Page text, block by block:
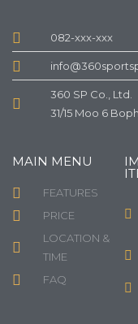
082-xxx-xxx
360 SP Co., Ltd.
31/15 Moo 6
MAIN MENU
FEATURES
PRICE
LOCATION &
TIME
FAQ